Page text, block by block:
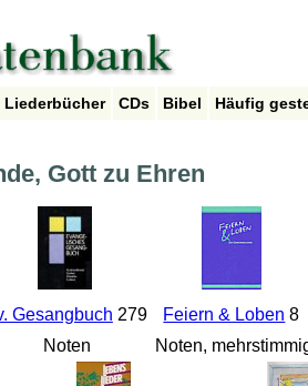
Liederbücher CDs Bibel Häufig
Gott zu Ehren
Gesangbuch 279
Noten
Feiern & Loben 8
Noten,